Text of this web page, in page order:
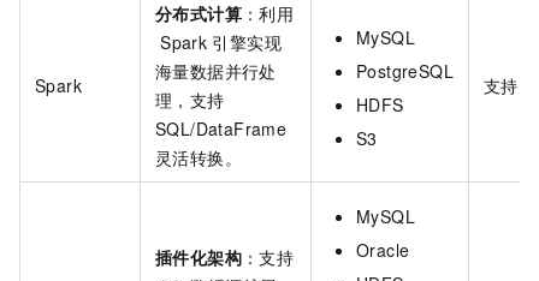
Spark
分布式计算 ：利用
Spark 引擎实现
海量数据并行处
理，支持
SQL/DataFrame
灵活转换。
MySQL
PostgreSQL
HDFS
S3
支持
插件化架构 ：支持
MySQL
Oracle